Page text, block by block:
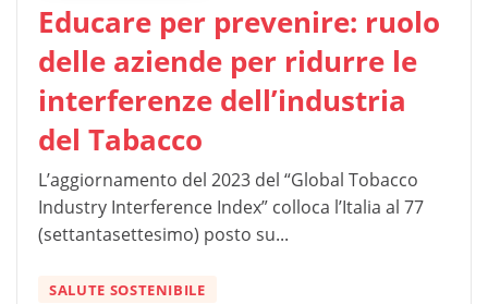
Educare per prevenire: ruolo
delle aziende per ridurre le
interferenze dell’industria
del Tabacco
L’aggiornamento del 2023 del “Global Tobacco
Industry Interference Index” colloca l’Italia al 77
(settantasettesimo) posto su...
SALUTE SOSTENIBILE